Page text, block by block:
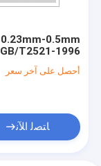
0.23mm-0.5mm
GB/T2521-1996
Silicon Steel
أحصل على آخر سعر
ﺎﺘﺼﻟ ﺍﻶﻧ